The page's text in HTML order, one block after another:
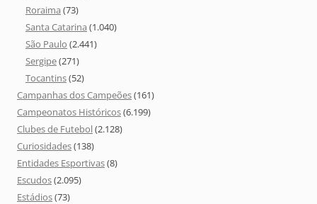
Roraima (73)
Santa Catarina (1.040)
São Paulo (2.441)
Sergipe(271)
Tocantins(52)
Campanhas dos Campeões(161)
Campeonatos Históricos(6.199)
Clubes de Futebol(2.128)
Curiosidades(138)
Entidades Esportivas(8)
Escudos(2.095)
Estádios(73)